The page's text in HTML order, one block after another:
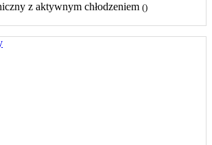
z aktywnym chłodzeniem ()